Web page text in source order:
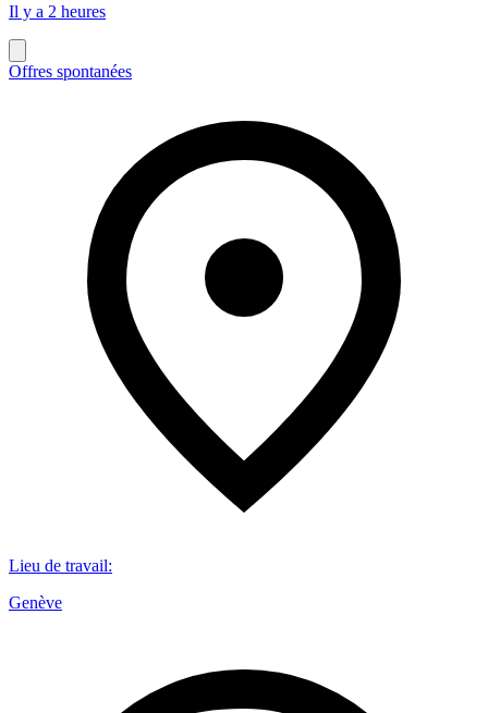
Il y a 2 heures
Offres spontanées
Lieu de travail:
Genève